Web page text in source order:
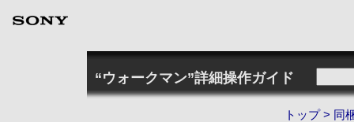
“ウォークマン”詳細操作ガイド
トップ> 同